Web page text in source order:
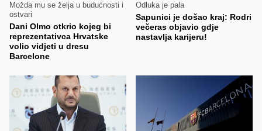
Možda mu se želja u budućnosti i
ostvari
Dani Olmo otkrio kojeg bi
reprezentativca Hrvatske
volio vidjeti u dresu
Barcelone
Odluka je pala
Sapunici je došao kraj: Rodri
večeras objavio gdje
nastavlja karijeru!